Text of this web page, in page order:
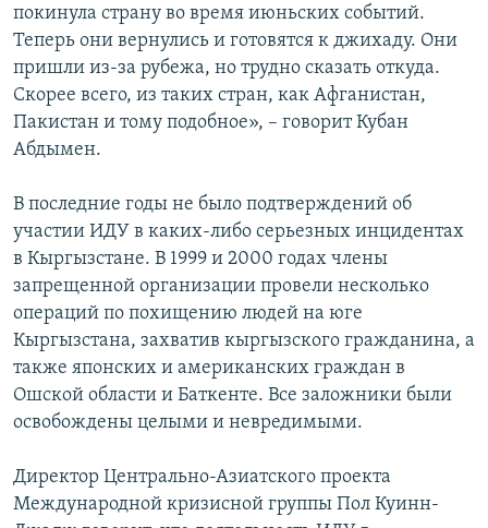
покинула страну во время июньских событий.
Теперь они вернулись и готовятся к джихаду. Они
пришли из-за рубежа, но трудно сказать откуда.
Скорее всего, из таких стран, как Афганистан,
Пакистан и тому подобное», – говорит Кубан
Абдымен.
В последние годы не было подтверждений об
участии ИДУ в каких-либо серьезных инцидентах
в Кыргызстане. В 1999 и 2000 годах члены
запрещенной организации провели несколько
операций по похищению людей на юге
Кыргызстана, захватив кыргызского гражданина, а
также японских и американских граждан в
Ошской области и Баткенте. Все заложники были
освобождены целыми и невредимыми.
Директор Центрально-Азиатского проекта
Международной кризисной группы Пол Куинн-